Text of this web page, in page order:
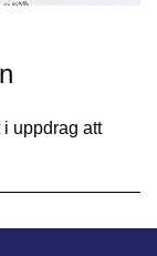
i uppdrag att